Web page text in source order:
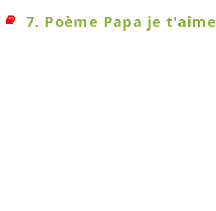
7. Poème Papa je t'aime